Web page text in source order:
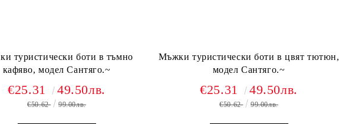
туристически боти в тъмно
кафяво, модел Сантяго.~
€25.31 49.50лв.
€50.62 99.00лв.
Мъжки туристически боти в цвят тютюн,
модел Сантяго.~
€25.31 49.50лв.
€50.62 99.00лв.